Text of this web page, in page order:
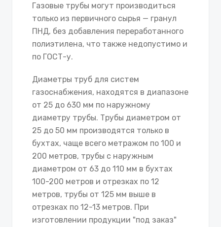
Газовые трубы могут производиться
только из первичного сырья — гранул
ПНД, без добавления переработанного
полиэтилена, что также недопустимо и
по ГОСТ-у.
Диаметры труб для систем
газоснабжения, находятся в диапазоне
от 25 до 630 мм по наружному
диаметру трубы. Трубы диаметром от
25 до 50 мм производятся только в
бухтах, чаще всего метражом по 100 и
200 метров, трубы с наружным
диаметром от 63 до 110 мм в бухтах
100-200 метров и отрезках по 12
метров, трубы от 125 мм выше в
отрезках по 12-13 метров. При
изготовлении продукции "под заказ"